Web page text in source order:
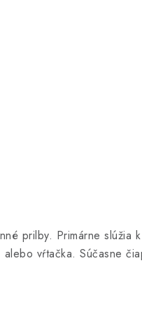
prilby. Primárne slúžia
vŕtačka. Súčasne